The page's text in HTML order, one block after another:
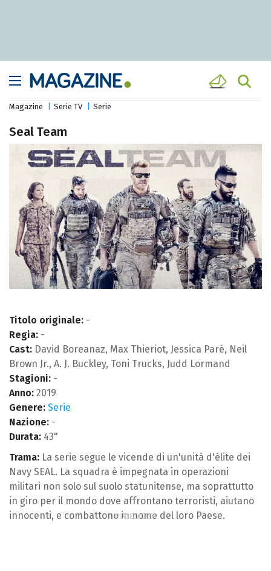
Magazine Serie TV Serie
Seal Team
Titolo originale: -
Regia: -
Cast: David Boreanaz, Max Thieriot, Jessica Paré, Neil
Brown Jr., A. J. Buckley, Toni Trucks, Judd Lormand
Stagioni: -
Anno: 2019
Genere: Serie
Nazione: -
Durata: 43"
Trama: La serie segue le vicende di un'unità d'élite dei
Navy SEAL. La squadra è impegnata in operazioni
militari non solo sul suolo statunitense, ma soprattutto
in giro per il mondo dove affrontano terroristi, aiutano
innocenti, e combattono in nome del loro Paese.